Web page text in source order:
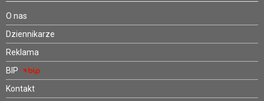
O nas
Dziennikarze
Reklama
BIP
Kontakt